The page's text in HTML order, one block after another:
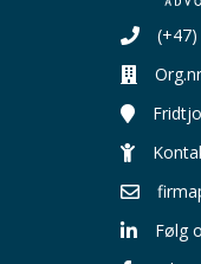
Følg